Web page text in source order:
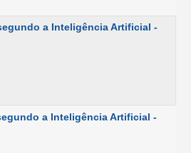
a Inteligência Artificial -
a Inteligência Artificial -